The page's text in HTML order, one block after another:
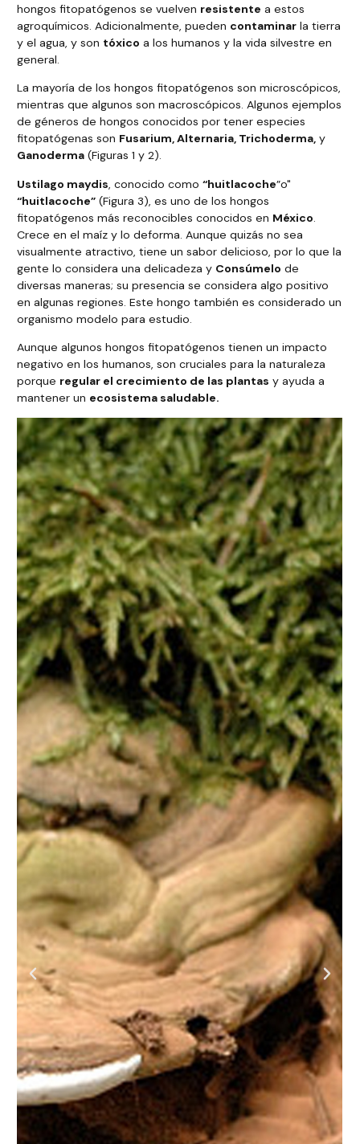
hongos fitopatógenos se vuelven resistente a estos
agroquímicos. Adicionalmente, pueden contaminar la tierra
y el agua, y son tóxico a los humanos y la vida silvestre en
general.
La mayoría de los hongos fitopatógenos son microscópicos,
mientras que algunos son macroscópicos. Algunos ejemplos
de géneros de hongos conocidos por tener especies
fitopatógenas son Fusarium, Alternaria, Trichoderma, y
Ganoderma (Figuras 1 y 2).
Ustilago maydis , conocido como“huitlacoche”o"
“huitlacoche” (Figura 3), es uno de los hongos
fitopatógenos más reconocibles conocidos en México
Crece en el maíz y lo deforma. Aunque quizás no sea
visualmente atractivo, tiene un sabor delicioso, por lo que la
gente lo considera una delicadeza y Consúmelo de
diversas maneras; su presencia se considera algo positivo
en algunas regiones. Este hongo también es considerado un
organismo modelo para estudio.
Aunque algunos hongos fitopatógenos tienen un impacto
negativo en los humanos, son cruciales para la naturaleza
porque regular el crecimiento de las plantas y ayuda a
mantener un ecosistema saludable.